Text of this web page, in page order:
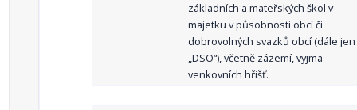
základních a mateřských škol v
majetku v působnosti obcí či
dobrovolných svazků obcí (dále jen
„DSO“), včetně zázemí, vyjma
venkovních hřišť.